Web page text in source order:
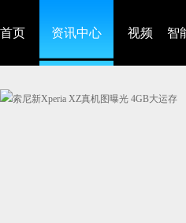
首页 资讯中心 视频 智